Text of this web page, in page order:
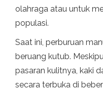
olahraga atau untuk
populasi.
Saat ini, perburuan
beruang kutub.
pasaran kulitnya, kaki
secara terbuka di